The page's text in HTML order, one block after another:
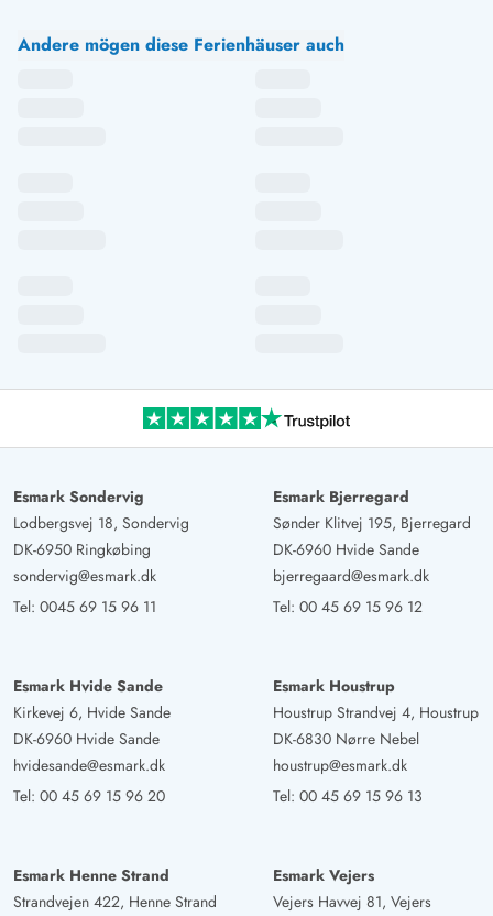
Andere mögen diese Ferienhäuser auch
Esmark Sondervig
Lodbergsvej 18, Sondervig
DK-6950 Ringkøbing
sondervig@esmark.dk
Tel: 0045 69 15 96 11
Esmark Bjerregard
Sønder Klitvej 195, Bjerregard
DK-6960 Hvide Sande
bjerregaard@esmark.dk
Tel: 00 45 69 15 96 12
Esmark Hvide Sande
Kirkevej 6, Hvide Sande
DK-6960 Hvide Sande
hvidesande@esmark.dk
Tel: 00 45 69 15 96 20
Esmark Houstrup
Houstrup Strandvej 4, Houstrup
DK-6830 Nørre Nebel
houstrup@esmark.dk
Tel: 00 45 69 15 96 13
Esmark Henne Strand
Strandvejen 422, Henne Strand
Esmark Vejers
Vejers Havvej 81, Vejers